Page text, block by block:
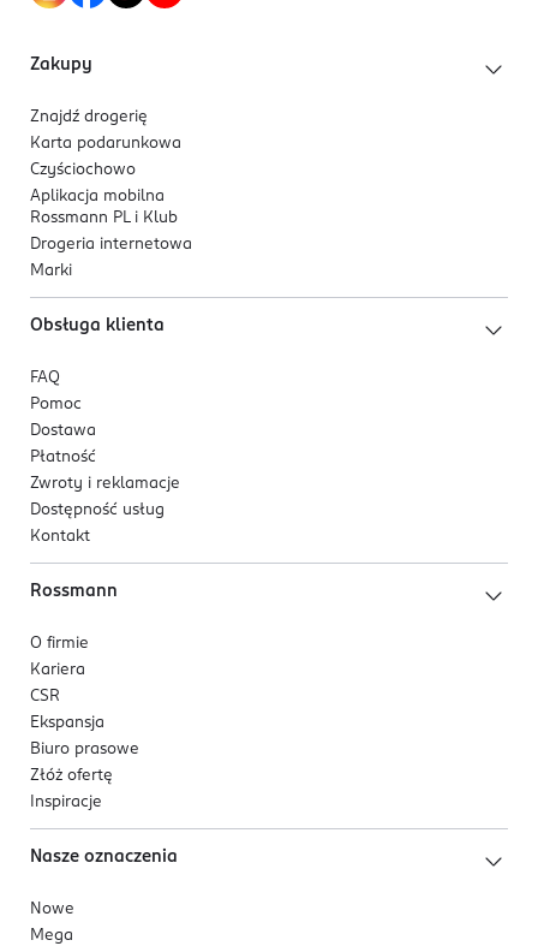
Do 12 godzin suchości w łatwych do zakładania
Zakupy
Znajdź drogerię
Karta podarunkowa
Czyściochowo
Aplikacja mobilna
Rossmann PL i Klub
Drogeria internetowa
Marki
Obsługa klienta
FAQ
Pomoc
Dostawa
Płatność
Zwroty i reklamacje
Dostępność usług
Kontakt
Rossmann
O firmie
Kariera
CSR
Ekspansja
Biuro prasowe
Złóż ofertę
Inspiracje
Nasze oznaczenia
Nowe
Mega